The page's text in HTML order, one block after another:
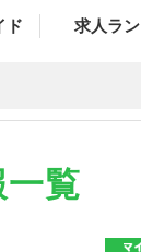
ド 求人ラ
覧